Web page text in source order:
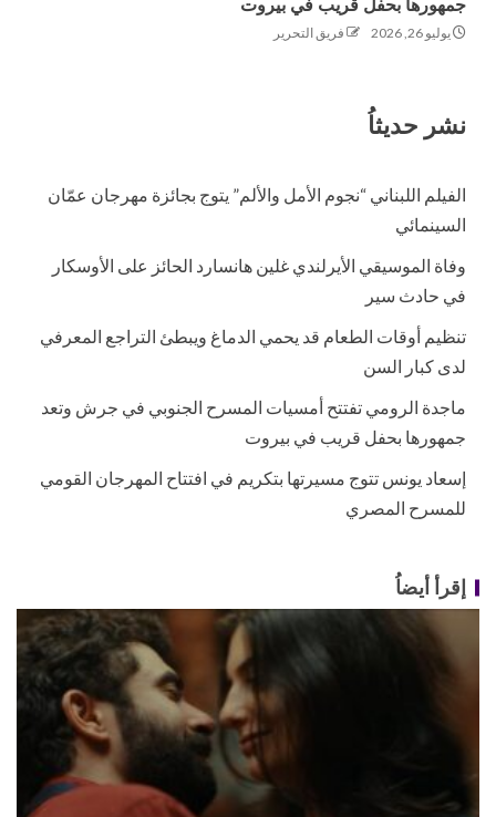
جمهورها بحفل قريب في بيروت
يوليو 26, 2026 فريق التحرير
نشر حديثاُ
الفيلم اللبناني “نجوم الأمل والألم” يتوج بجائزة مهرجان عمّان
السينمائي
وفاة الموسيقي الأيرلندي غلين هانسارد الحائز على الأوسكار
في حادث سير
تنظيم أوقات الطعام قد يحمي الدماغ ويبطئ التراجع المعرفي
لدى كبار السن
ماجدة الرومي تفتتح أمسيات المسرح الجنوبي في جرش وتعد
جمهورها بحفل قريب في بيروت
إسعاد يونس تتوج مسيرتها بتكريم في افتتاح المهرجان القومي
للمسرح المصري
إقرأ أيضاُ